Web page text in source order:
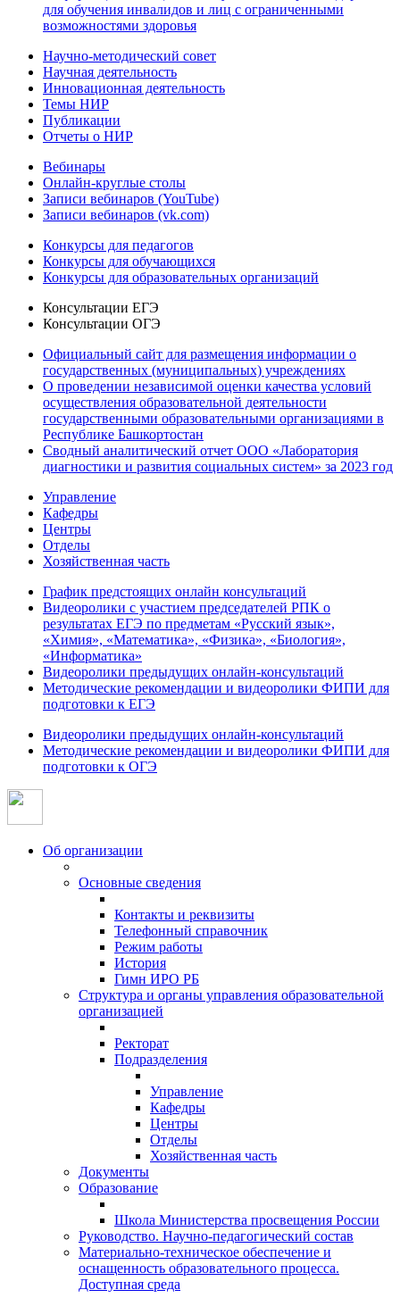
для обучения инвалидов и лиц с ограниченными
возможностями здоровья
Научно-методический совет
Научная деятельность
Инновационная деятельность
Темы НИР
Публикации
Отчеты о НИР
Вебинары
Онлайн-круглые столы
Записи вебинаров (YouTube)
Записи вебинаров (vk.com)
Конкурсы для педагогов
Конкурсы для обучающихся
Конкурсы для образовательных организаций
Консультации ЕГЭ
Консультации ОГЭ
Официальный сайт для размещения информации о
государственных (муниципальных) учреждениях
О проведении независимой оценки качества условий
осуществления образовательной деятельности
государственными образовательными организациями в
Республике Башкортостан
Сводный аналитический отчет ООО «Лаборатория
диагностики и развития социальных систем» за 2023 год
Управление
Кафедры
Центры
Отделы
Хозяйственная часть
График предстоящих онлайн консультаций
Видеоролики с участием председателей РПК о
результатах ЕГЭ по предметам «Русский язык»,
«Химия», «Математика», «Физика», «Биология»,
«Информатика»
Видеоролики предыдущих онлайн-консультаций
Методические рекомендации и видеоролики ФИПИ для
подготовки к ЕГЭ
Видеоролики предыдущих онлайн-консультаций
Методические рекомендации и видеоролики ФИПИ для
подготовки к ОГЭ
Об организации
Основные сведения
Контакты и реквизиты
Телефонный справочник
Режим работы
История
Гимн ИРО РБ
Структура и органы управления образовательной
организацией
Ректорат
Подразделения
Управление
Кафедры
Центры
Отделы
Хозяйственная часть
Документы
Образование
Школа Министерства просвещения России
Руководство. Научно-педагогический состав
Материально-техническое обеспечение и
оснащенность образовательного процесса.
Доступная среда